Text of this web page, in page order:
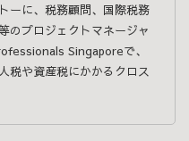
ーに、税務顧問、国際税務
のプロジェクトマネージャ
Singaporeで、
税や資産税にかかるクロス